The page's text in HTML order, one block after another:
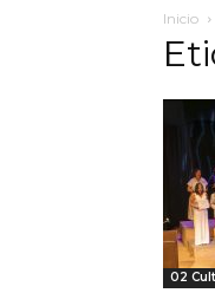
Inicio
02